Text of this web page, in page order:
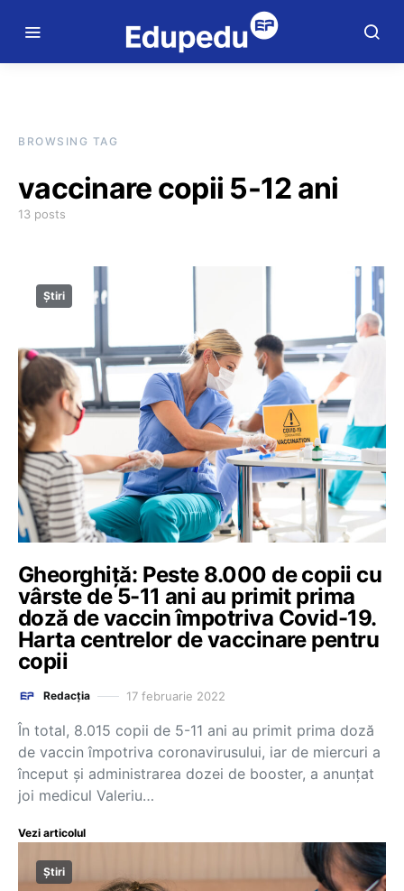
BROWSING TAG
vaccinare copii 5-12 ani
13 posts
Știri
Gheorghiță: Peste 8.000 de copii cu
vârste de 5-11 ani au primit prima
doză de vaccin împotriva Covid-19.
Harta centrelor de vaccinare pentru
copii
Redacția 17 februarie 2022
În total, 8.015 copii de 5-11 ani au primit prima doză
de vaccin împotriva coronavirusului, iar de miercuri a
început și administrarea dozei de booster, a anunțat
joi medicul Valeriu…
Vezi articolul
Știri